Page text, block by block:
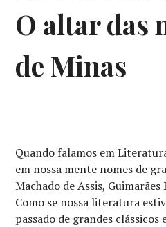
O altar das
de Minas
Quando falamos em
em nossa mente nomes de
Machado de Assis,
Como se nossa literatura
passado de grandes clássicos